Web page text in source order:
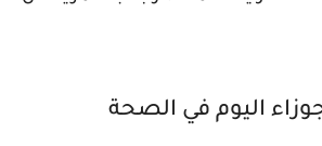
اليوم في الصحة